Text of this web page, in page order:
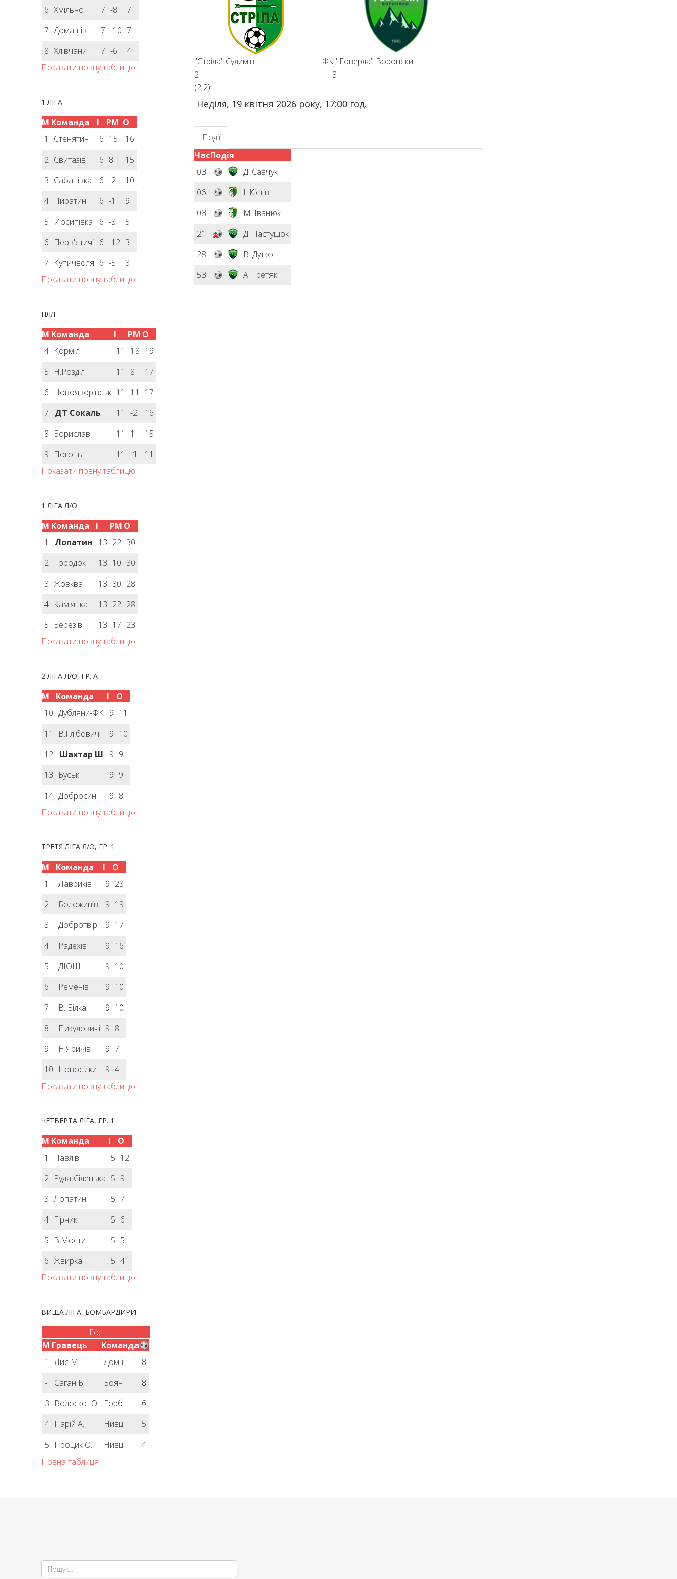
6 Хмільно 7 -8
7
7 Домашів 7 -10 7
8 Хлівчани 7 -6
4
Показати повну таблицю
1 ЛІГА
М Команда І РМ О
1
Стенятин 6 15
16
2 Свитазів 6 8
15
3 Сабанівка 6 -2
10
4 Пиратин 6 -1
9
5 Йосипівка 6 -3
5
6 Перв'ятичі 6 -12 3
7 Купичволя 6 -5
3
Показати повну таблицю
ПЛЛ
М Команда І РМ О
4 Корміл 11 18 19
5 Н.Розділ 11 8
17
6 Новояворівськ 11 11
17
7
ДТ Сокаль 11 -2
16
8 Борислав 11 1
15
9 Погонь 11 -1
11
Показати повну таблицю
1 ЛІГА Л/О
М Команда І РМ О
1
Лопатин 13 22 30
2 Городок 13 10 30
3 Жовква 13 30 28
4 Кам'янка 13 22 28
5 Березів 13 17 23
Показати повну таблицю
2 ЛІГА Л/О, ГР. А
М Команда І
О
10 Дубляни-ФК 9 11
11
В.Глібовичі 9 10
12 Шахтар Ш 9 9
13 Буськ 9 9
14 Добросин 9 8
Показати повну таблицю
ТРЕТЯ ЛІГА Л/О, ГР. 1
М Команда І
О
1
Лавриків 9 23
2
Боложинів 9 19
3
Добротвір 9 17
4
Радехів 9 16
5
ДЮШ 9 10
6
Ременів 9 10
7
В. Білка 9 10
8
Пикуловичі 9 8
9
Н.Яричів 9 7
10 Новосілки 9 4
Показати повну таблицю
ЧЕТВЕРТА ЛІГА, ГР. 1
М Команда І
О
1
Павлів 5 12
2 Руда-Сілецька 5 9
3 Лопатин 5 7
4 Гірник 5 6
5 В.Мости 5 5
6 Жвирка 5 4
Показати повну таблицю
ВИЩА ЛІГА, БОМБАРДИРИ
Гол
М Гравець
Команда
1
Лис М. Домш
8
-
Саган Б. Боян
8
3 Волоско Ю. Горб
6
4 Парій А. Нивц
5
5 Процик О. Нивц
4
Повна таблиця
"Стріла" Сулимів - ФК "Говерла" Вороняки
2
3
(2:2)
Неділя, 19 квітня 2026 року, 17:00 год.
Події
ЧасПодія
03'
Д. Савчук
06'
І. Кістів
08'
М. Іванюк
21'
Д. Пастушок
28'
В. Дутко
53'
А. Третяк